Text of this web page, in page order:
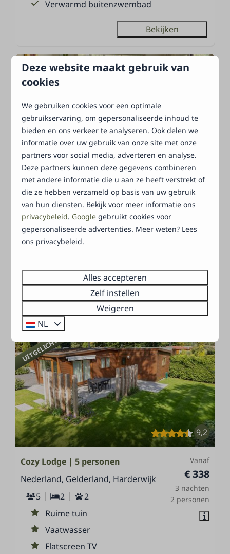
Verwarmd buitenzwembad
Bekijken
Vanaf
€ 332
3 nachten
2 personen
Basic Retro
Nederland, Gelderland, Harderwijk
4
2
2
CV
Individuele inrichting
Verwarmd buitenzwembad
UITGELICHT
9,2
Vanaf
€ 338
3 nachten
2 personen
Cozy Lodge | 5 personen
Nederland, Gelderland, Harderwijk
5
2
2
Ruime tuin
Vaatwasser
Flatscreen TV
Deze website maakt gebruik van
cookies
We gebruiken cookies voor een optimale
gebruikservaring, om gepersonaliseerde inhoud te
bieden en ons verkeer te analyseren. Ook delen we
informatie over uw gebruik van onze site met onze
partners voor social media, adverteren en analyse.
Deze partners kunnen deze gegevens combineren
met andere informatie die u aan ze heeft verstrekt of
die ze hebben verzameld op basis van uw gebruik
van hun diensten. Bekijk voor meer informatie ons
privacybeleid. Google gebruikt cookies voor
gepersonaliseerde advertenties. Meer weten? Lees
ons privacybeleid.
Alles accepteren
Zelf instellen
Weigeren
NL